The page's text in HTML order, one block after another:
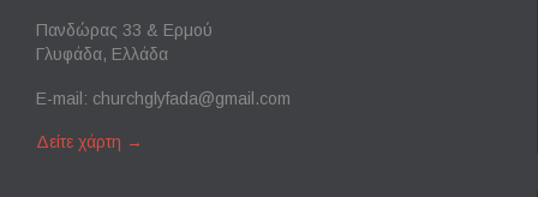
Πανδώρας 33 & Ερμού
Γλυφάδα, Ελλάδα
E-mail: churchglyfada@gmail.com
Δείτε χάρτη →